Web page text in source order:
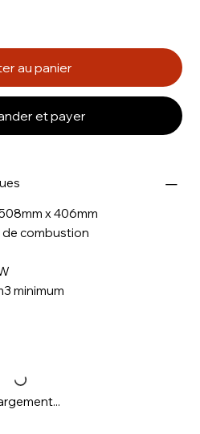
au panier
et payer
x 406mm
de combustion
minimum